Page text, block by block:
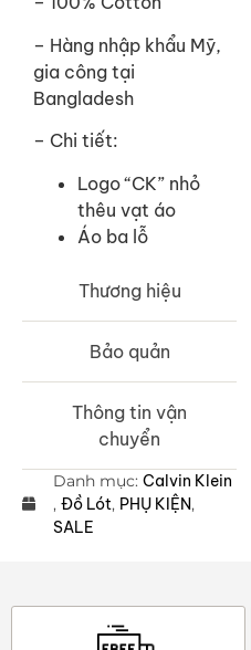
Thương hiệu
Bảo quản
Thông tin vận
chuyển
– Hàng nhập khẩu Mỹ,
gia công tại
Bangladesh
– Chi tiết:
Logo “CK” nhỏ
thêu vạt áo
Áo ba lỗ
Danh mục: Calvin Klein
, Đồ Lót, PHỤ KIỆN,
SALE